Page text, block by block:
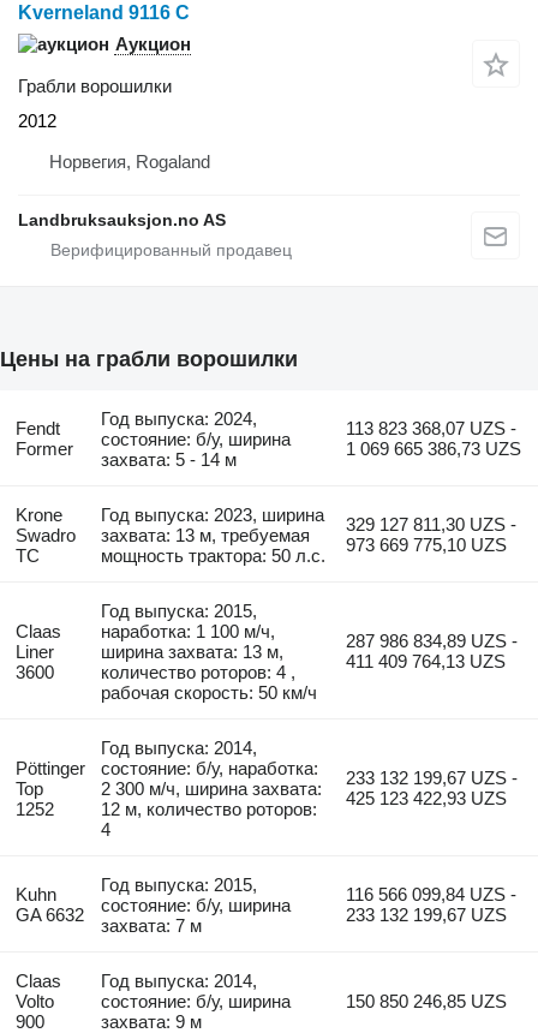
Kverneland 9116 C
Аукцион
Грабли ворошилки
2012
Норвегия, Rogaland
Landbruksauksjon.no AS
Цены на грабли ворошилки
Fendt
Former
Год выпуска: 2024,
состояние: б/у, ширина
захвата: 5 - 14 м
113 823 368,07 UZS -
1 069 665 386,73 UZS
Krone
Swadro
TC
Год выпуска: 2023, ширина
захвата: 13 м, требуемая
мощность трактора: 50 л.с.
329 127 811,30 UZS -
973 669 775,10 UZS
Claas
Liner
3600
Год выпуска: 2015,
наработка: 1 100 м/ч,
ширина захвата: 13 м,
количество роторов: 4 ,
рабочая скорость: 50 км/ч
287 986 834,89 UZS -
411 409 764,13 UZS
Pöttinger
Top
1252
Год выпуска: 2014,
состояние: б/у, наработка:
2 300 м/ч, ширина захвата:
12 м, количество роторов:
4
233 132 199,67 UZS -
425 123 422,93 UZS
Kuhn
GA 6632
Год выпуска: 2015,
состояние: б/у, ширина
захвата: 7 м
116 566 099,84 UZS -
233 132 199,67 UZS
Claas
Volto
900
Год выпуска: 2014,
состояние: б/у, ширина
захвата: 9 м
150 850 246,85 UZS